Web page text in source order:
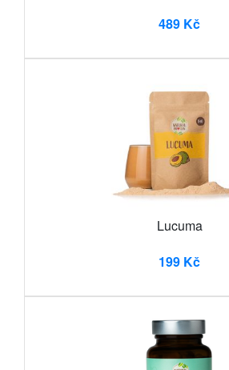
489 Kč
Lucuma
199 Kč